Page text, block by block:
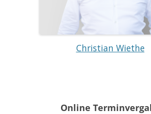
Christian Wiethe
Online